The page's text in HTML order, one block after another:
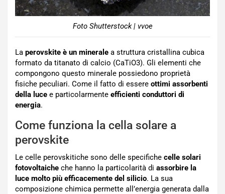
Foto Shutterstock | vvoe
La perovskite è un minerale a struttura cristallina cubica
formato da titanato di calcio (CaTiO3). Gli elementi che
compongono questo minerale possiedono proprietà
fisiche peculiari. Come il fatto di essere ottimi assorbenti
della luce e particolarmente efficienti conduttori di
energia.
Come funziona la cella solare a
perovskite
Le celle perovskitiche sono delle specifiche celle solari
fotovoltaiche che hanno la particolarità di assorbire la
luce molto più efficacemente del silicio. La sua
composizione chimica permette all’energia generata dalla